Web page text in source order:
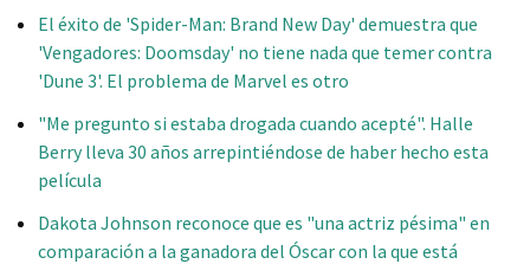
El éxito de 'Spider-Man: Brand New Day' demuestra que
'Vengadores: Doomsday' no tiene nada que temer contra
'Dune 3'. El problema de Marvel es otro
"Me pregunto si estaba drogada cuando acepté". Halle
Berry lleva 30 años arrepintiéndose de haber hecho esta
película
Dakota Johnson reconoce que es "una actriz pésima" en
comparación a la ganadora del Óscar con la que está